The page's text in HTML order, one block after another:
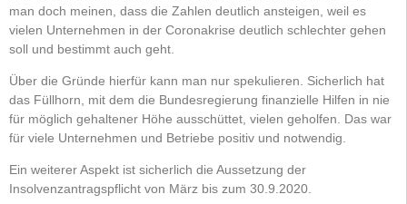
man doch meinen, dass die Zahlen deutlich ansteigen, weil es
vielen Unternehmen in der Coronakrise deutlich schlechter gehen
soll und bestimmt auch geht.
Über die Gründe hierfür kann man nur spekulieren. Sicherlich hat
das Füllhorn, mit dem die Bundesregierung finanzielle Hilfen in nie
für möglich gehaltener Höhe ausschüttet, vielen geholfen. Das war
für viele Unternehmen und Betriebe positiv und notwendig.
Ein weiterer Aspekt ist sicherlich die Aussetzung der
Insolvenzantragspflicht von März bis zum 30.9.2020.